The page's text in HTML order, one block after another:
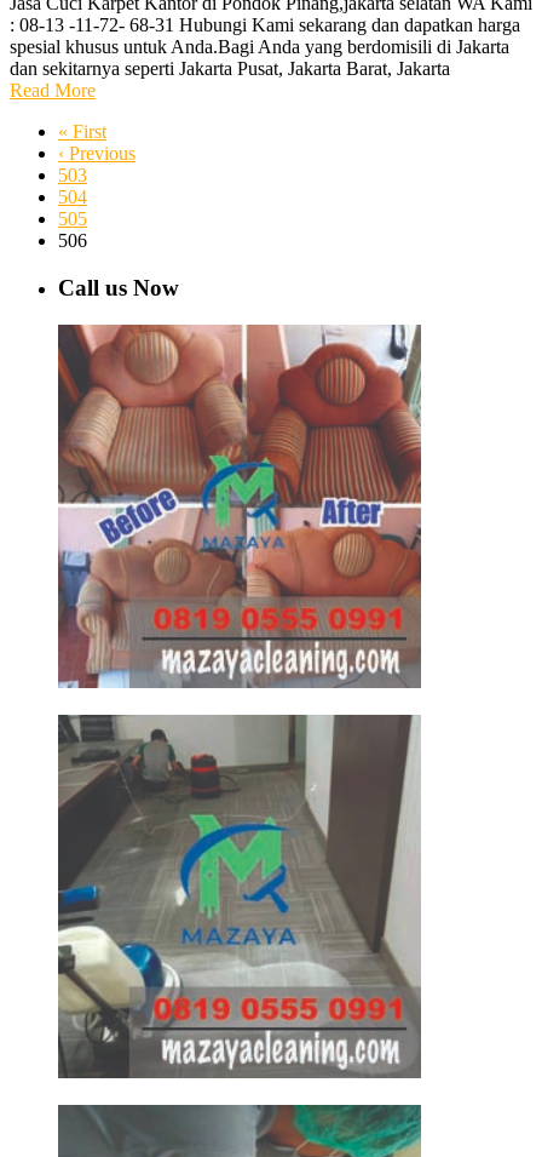
: 08-13 -11-72- 68-31 Hubungi Kami sekarang dan dapatkan harga
spesial khusus untuk Anda.Bagi Anda yang berdomisili di Jakarta
dan sekitarnya seperti Jakarta Pusat, Jakarta Barat, Jakarta
Read More
« First
‹ Previous
503
504
505
506
Call us Now